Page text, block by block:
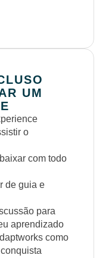
UM
o
com todo
de guia e
para
aprendizado
como